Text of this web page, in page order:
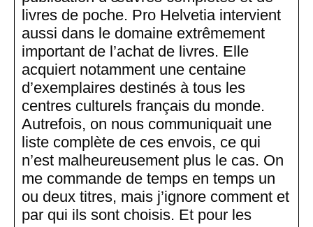
livres de poche. Pro Helvetia intervient
aussi dans le domaine extrêmement
important de l’achat de livres. Elle
acquiert notamment une centaine
d’exemplaires destinés à tous les
centres culturels français du monde.
Autrefois, on nous communiquait une
liste complète de ces envois, ce qui
n’est malheureusement plus le cas. On
me commande de temps en temps un
ou deux titres, mais j’ignore comment et
par qui ils sont choisis. Et pour les